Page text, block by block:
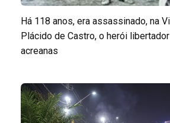
Há 118 anos, era assassinado, na
Plácido de Castro, o herói
acreanas